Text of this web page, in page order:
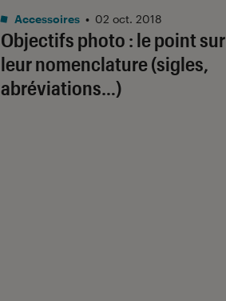
Objectifs photo : le point sur
leur nomenclature (sigles,
abréviations…)
Accessoires • 02 oct. 2018